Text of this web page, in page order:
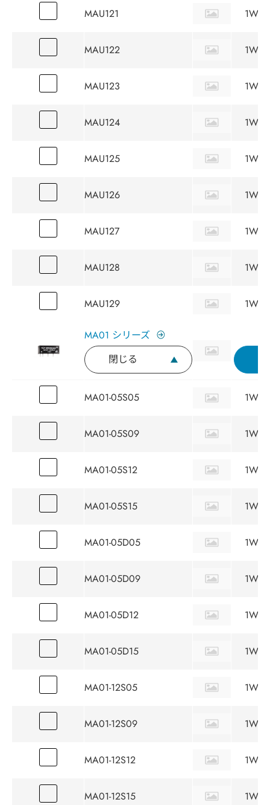
MAU121 1W
MAU122 1W
MAU123 1W
MAU124 1W
MAU125 1W
MAU126 1W
MAU127 1W
MAU128 1W
MAU129 1W
MA01 シリーズ
閉じる
MA01-05S05 1W
MA01-05S09 1W
MA01-05S12 1W
MA01-05S15 1W
MA01-05D05 1W
MA01-05D09 1W
MA01-05D12 1W
MA01-05D15 1W
MA01-12S05 1W
MA01-12S09 1W
MA01-12S12 1W
MA01-12S15 1W